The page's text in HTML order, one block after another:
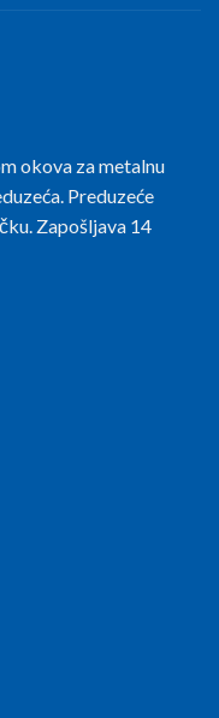
okova za metalnu
Preduzeće
Zapošljava 14